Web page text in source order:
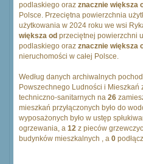
podlaskiego oraz znacznie większa
Polsce. Przeciętna powierzchnia
użytkowania w 2024 roku we wsi
większa od przeciętnej powierzchni
podlaskiego oraz znacznie większa
nieruchomości w całej Polsce.
Według danych archiwalnych
Powszechnego Ludności i Mieszkań
techniczno-sanitarnych na 26
mieszkań przyłączonych było do
wyposażonych było w ustęp
ogrzewania, a 12 z pieców
budynków mieszkalnych , a 0